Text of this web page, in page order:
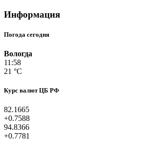
Информация
Погода сегодня
Вологда
11:58
21 °C
Курс валют ЦБ РФ
82.1665
+0.7588
94.8366
+0.7781